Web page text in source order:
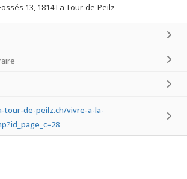
13, 1814 La Tour-de-Peilz
tour-de-peilz.ch/vivre-a-la-